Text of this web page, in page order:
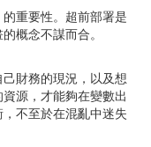
重要性。超前部署是
概念不謀而合。
財務的現況，以及想
源，才能夠在變數出
不至於在混亂中迷失